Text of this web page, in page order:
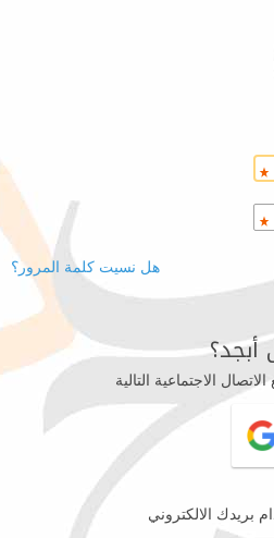
هل نسيت كلمة المرور؟
الاجتماعية التالية
بريدك الالكتروني